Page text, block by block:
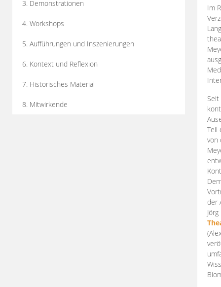
3. Demonstrationen
4. Workshops
5. Aufführungen und Inszenierungen
6. Kontext und Reflexion
7. Historisches Material
8. Mitwirkende
Im
Teil
von
der